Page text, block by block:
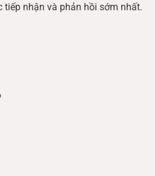
nhận và phản hồi sớm nhất.